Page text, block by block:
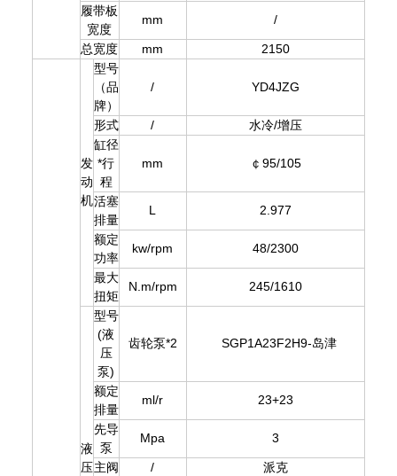
履带板
宽度
mm /
总宽度 mm 2150
发
动
机
型号
（品
牌）
/ YD4JZG
形式 /
水冷/增压
缸径
*行
程
mm ￠95/105
活塞
排量
L 2.977
额定
功率
kw/rpm 48/2300
最大
扭矩
N.m/rpm 245/1610
液
压
型号
(液
压
泵)
齿轮泵*2 SGP1A23F2H9-岛津
额定
排量
ml/r 23+23
先导
泵
Mpa 3
主阀 /
派克